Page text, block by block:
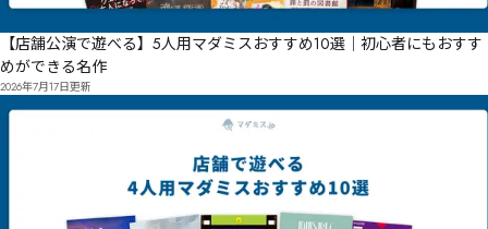
【店舗公演で遊べる】5人用マダミスおすすめ10選｜初心者にもおすす
めができる名作
2026年7月17日更新